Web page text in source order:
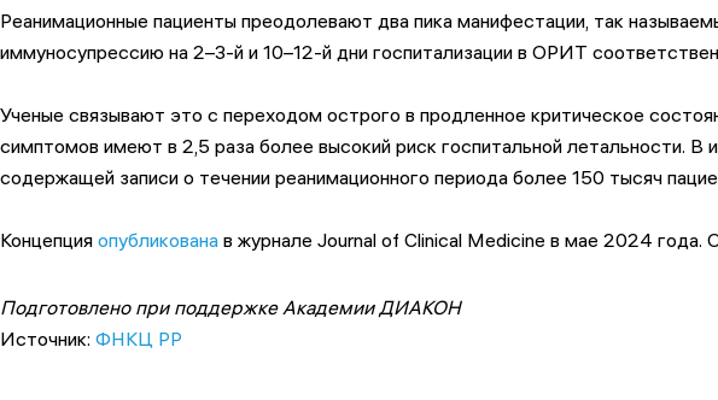
Реанимационные пациенты преодолевают два пика манифестации, так
иммуносупрессию на 2–3-й и 10–12-й дни госпитализации в ОРИТ
Ученые связывают это с переходом острого в продленное критическое
симптомов имеют в 2,5 раза более высокий риск госпитальной летальности.
содержащей записи о течении реанимационного периода более 150 тысяч
Концепция опубликована в журнале Journal of Clinical Medicine в мае 2024 года.
Подготовлено при поддержке Академии ДИАКОН
Источник: ФНКЦ РР